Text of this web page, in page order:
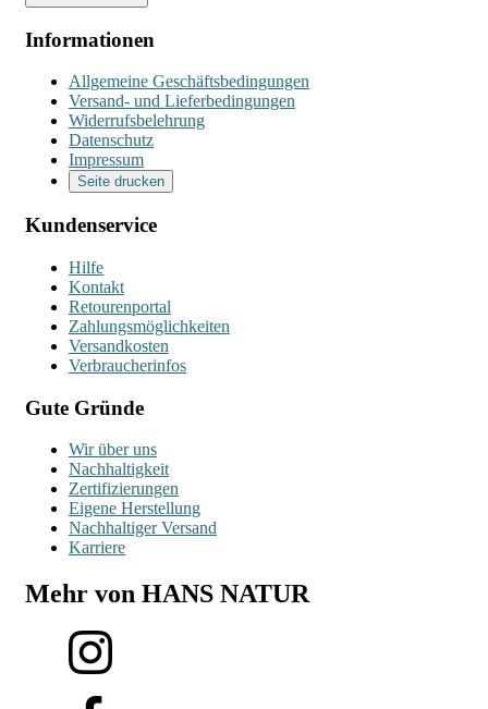
Informationen
Allgemeine Geschäftsbedingungen
Versand- und Lieferbedingungen
Widerrufsbelehrung
Datenschutz
Impressum
Seite drucken
Kundenservice
Hilfe
Kontakt
Retourenportal
Zahlungsmöglichkeiten
Versandkosten
Verbraucherinfos
Gute Gründe
Wir über uns
Nachhaltigkeit
Zertifizierungen
Eigene Herstellung
Nachhaltiger Versand
Karriere
Mehr von HANS NATUR